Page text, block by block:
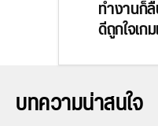
ทำงานก็
ดีถูกใจเก
บทความน่าสนใจ